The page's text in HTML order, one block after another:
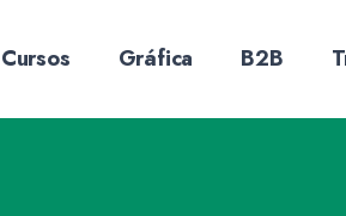
Cursos Gráfica B2B